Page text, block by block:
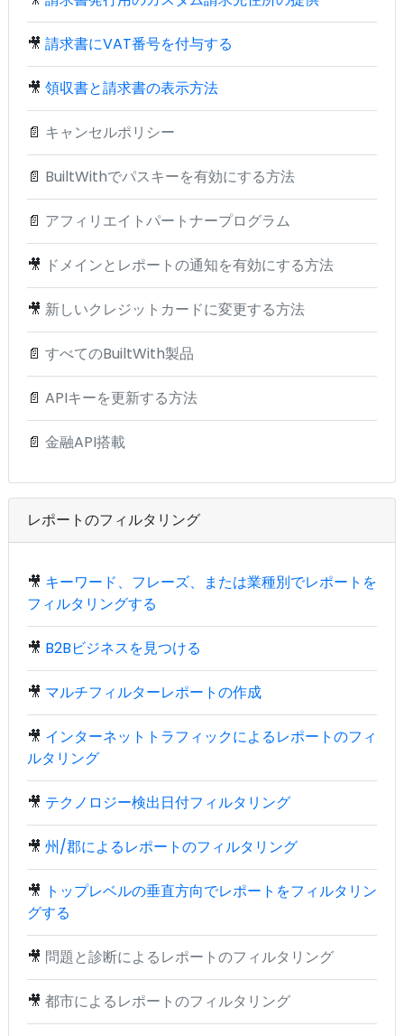
🎥 請求書にVAT番号を付与する
🎥 領収書と請求書の表示方法
📄 キャンセルポリシー
📄 BuiltWithでパスキーを有効にする方法
📄 アフィリエイトパートナープログラム
🎥 ドメインとレポートの通知を有効にする方法
🎥 新しいクレジットカードに変更する方法
📄 すべてのBuiltWith製品
📄 APIキーを更新する方法
📄 金融API搭載
レポートのフィルタリング
🎥 キーワード、フレーズ、または業種別でレポートを
フィルタリングする
🎥 B2Bビジネスを見つける
🎥 マルチフィルターレポートの作成
🎥 インターネットトラフィックによるレポートのフィ
ルタリング
🎥 テクノロジー検出日付フィルタリング
🎥 州/郡によるレポートのフィルタリング
🎥 トップレベルの垂直方向でレポートをフィルタリン
グする
🎥 問題と診断によるレポートのフィルタリング
🎥 都市によるレポートのフィルタリング